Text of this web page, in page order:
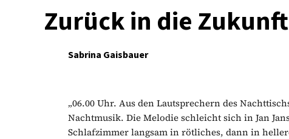
Zurück in die Zukunft
Sabrina Gaisbauer
„06.00 Uhr. Aus den Lautsprechern des
Nachtmusik. Die Melodie schleicht sich in Jan
Schlafzimmer langsam in rötliches, dann in